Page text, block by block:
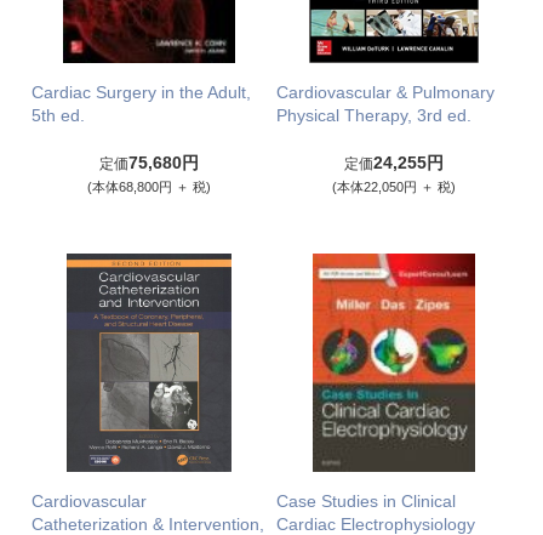
Cardiac Surgery in the Adult,
5th ed.
定価75,680円
(本体68,800円 ＋ 税)
Cardiovascular & Pulmonary
Physical Therapy, 3rd ed.
定価24,255円
(本体22,050円 ＋ 税)
Cardiovascular
Catheterization & Intervention,
Case Studies in Clinical
Cardiac Electrophysiology